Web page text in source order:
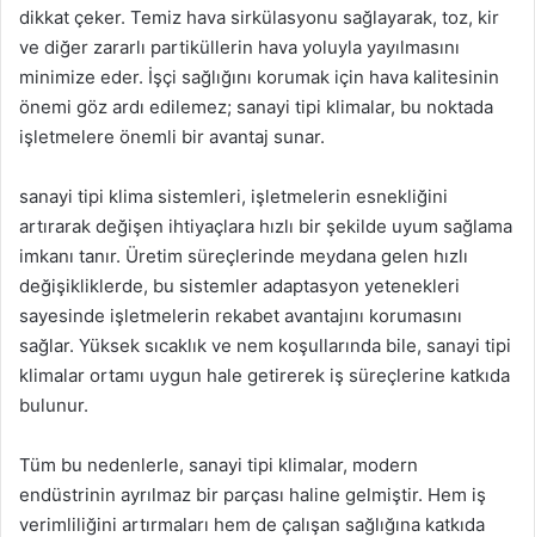
dikkat çeker. Temiz hava sirkülasyonu sağlayarak, toz, kir
ve diğer zararlı partiküllerin hava yoluyla yayılmasını
minimize eder. İşçi sağlığını korumak için hava kalitesinin
önemi göz ardı edilemez; sanayi tipi klimalar, bu noktada
işletmelere önemli bir avantaj sunar.
sanayi tipi klima sistemleri, işletmelerin esnekliğini
artırarak değişen ihtiyaçlara hızlı bir şekilde uyum sağlama
imkanı tanır. Üretim süreçlerinde meydana gelen hızlı
değişikliklerde, bu sistemler adaptasyon yetenekleri
sayesinde işletmelerin rekabet avantajını korumasını
sağlar. Yüksek sıcaklık ve nem koşullarında bile, sanayi tipi
klimalar ortamı uygun hale getirerek iş süreçlerine katkıda
bulunur.
Tüm bu nedenlerle, sanayi tipi klimalar, modern
endüstrinin ayrılmaz bir parçası haline gelmiştir. Hem iş
verimliliğini artırmaları hem de çalışan sağlığına katkıda